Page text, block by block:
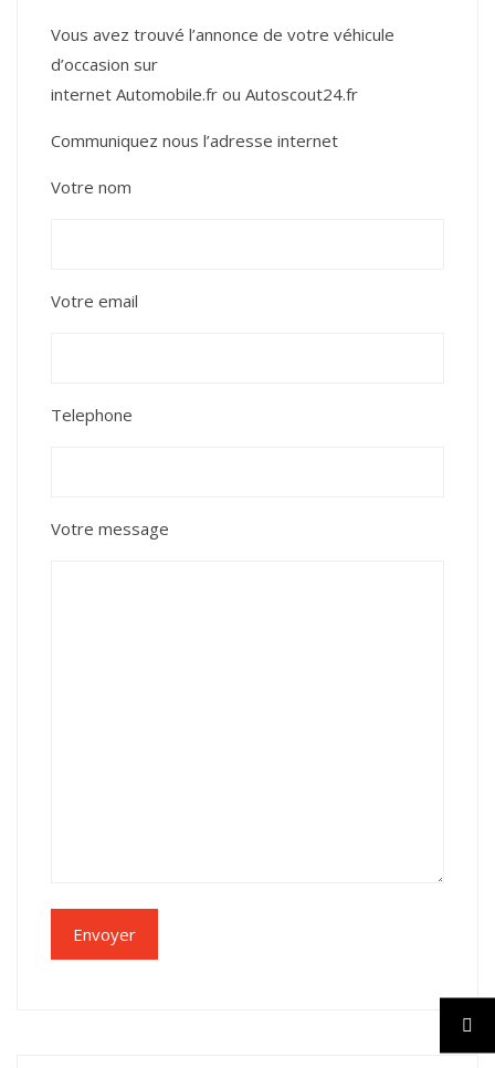
Vous avez trouvé l’annonce de votre véhicule
d’occasion sur
internet Automobile.fr ou Autoscout24.fr
Communiquez nous l’adresse internet
Votre nom
Votre email
Telephone
Votre message